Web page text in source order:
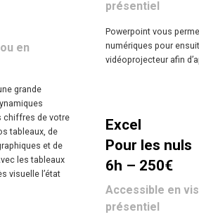
présentiel
Powerpoint vous
numériques pour
vidéoprojecteur afin
en
grande
chiffres de votre
tableaux, de
et de
les tableaux
visuelle l’état
Excel
Pour les nuls
6h – 250€
Accessible en
présentiel